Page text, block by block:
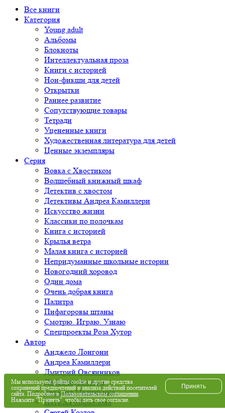
Все книги
Категория
Young adult
Альбомы
Блокноты
Интеллектуальная проза
Книги с историей
Нон-фикшн для детей
Открытки
Раннее развитие
Сопутствующие товары
Тетради
Уцененные книги
Художественная литература для детей
Ценные экземпляры
Серия
Вовка с Хвостиком
Волшебный книжный шкаф
Детектив с хвостом
Детективы Андреа Камиллери
Искусство жизни
Классики по полочкам
Книга с историей
Крылья ветра
Малая книга с историей
Непридуманные школьные истории
Новогодний хоровод
Один дома
Очень добрая книга
Палитра
Пифагоровы штаны
Смотрю. Играю. Узнаю
Спецпроекты Роза Хутор
Автор
Анджело Лонгони
Андреа Камиллери
Дмитрий Овсянников
Доброчасова Аня
Евгения Малинкина
Наталья Маркелова
Мы используем файлы cookie и другие средства
сохранений предпочтений и анализа действий посетителей
сайта. Подробнее вПользовательском соглашении.
Нажмите "Принять", чтобы дать свое согласие.
Принять